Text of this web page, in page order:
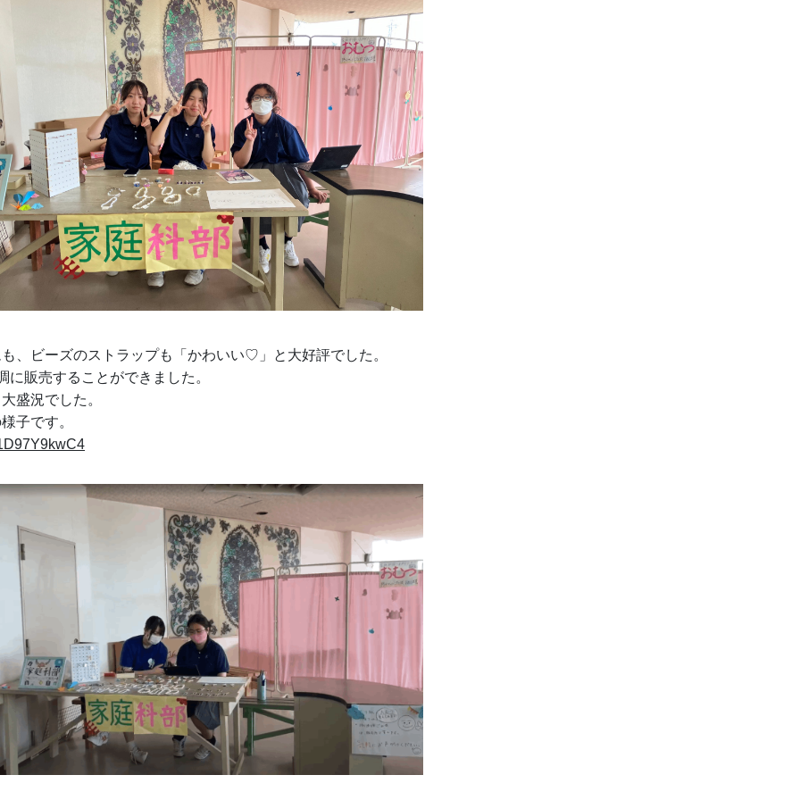
、ビーズのストラップも「かわいい♡」と大好評でした。
に販売することができました。
盛況でした。
子です。